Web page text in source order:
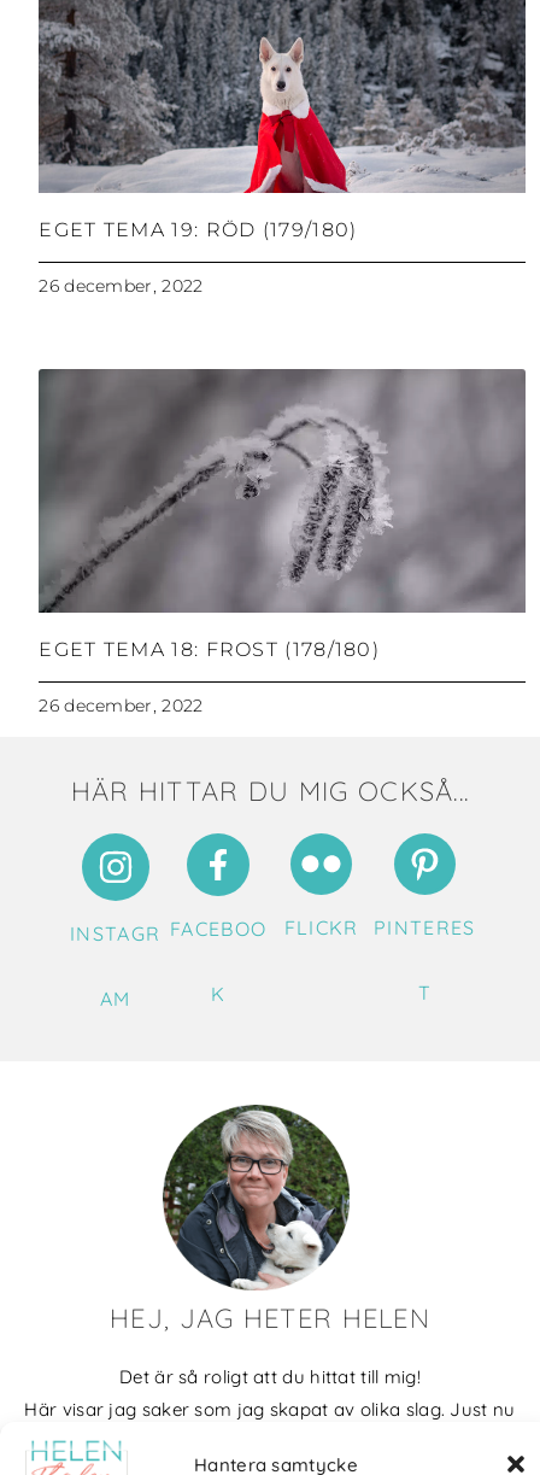
Hantera samtycke
EGET TEMA 19: RÖD (179/180)
26 december, 2022
EGET TEMA 18: FROST (178/180)
26 december, 2022
HÄR HITTAR DU MIG OCKSÅ...
INSTAGR
AM
FACEBOO
K
FLICKR PINTERES
T
HEJ, JAG HETER HELEN
Det är så roligt att du hittat till mig!
Här visar jag saker som jag skapat av olika slag. Just nu
blir det mycket fotografier och många bilder visar min